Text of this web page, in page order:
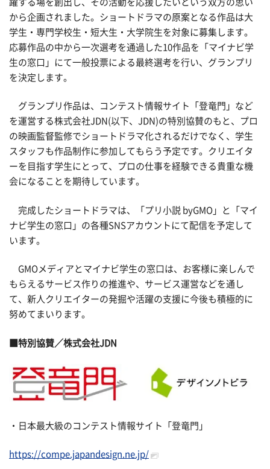
躍する場を創出し、その活動を応援したいという双方の思い
から企画されました。ショートドラマの原案となる作品は大
学生・専門学校生・短大生・大学院生を対象に募集します。
応募作品の中から一次選考を通過した10作品を「マイナビ学
生の窓口」にて一般投票による最終選考を行い、グランプリ
を決定します。
グランプリ作品は、コンテスト情報サイト「登竜門」など
を運営する株式会社JDN(以下、JDN)の特別協賛のもと、プロ
の映画監督監修でショートドラマ化されるだけでなく、学生
スタッフも作品制作に参加してもらう予定です。クリエイタ
ーを目指す学生にとって、プロの仕事を経験できる貴重な機
会になることを期待しています。
完成したショートドラマは、「プリ小説 byGMO」と「マイ
ナビ学生の窓口」の各種SNSアカウントにて配信を予定して
います。
GMOメディアとマイナビ学生の窓口は、お客様に楽しんで
もらえるサービス作りの推進や、サービス運営などを通し
て、新人クリエイターの発掘や活躍の支援に今後も積極的に
努めてまいります。
■特別協賛／株式会社JDN
・日本最大級のコンテスト情報サイト「登竜門」
https://compe.japandesign.ne.jp/